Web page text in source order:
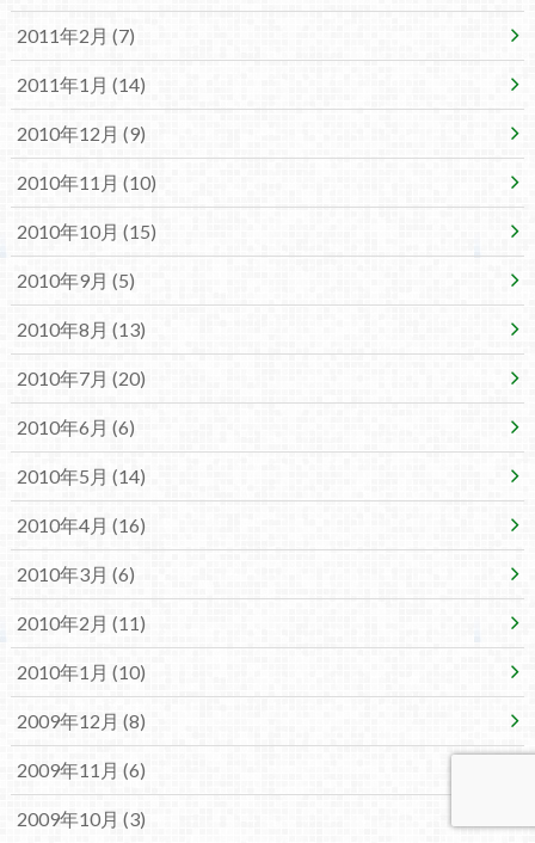
2011年2月 (7)
2011年1月 (14)
2010年12月 (9)
2010年11月 (10)
2010年10月 (15)
2010年9月 (5)
2010年8月 (13)
2010年7月 (20)
2010年6月 (6)
2010年5月 (14)
2010年4月 (16)
2010年3月 (6)
2010年2月 (11)
2010年1月 (10)
2009年12月 (8)
2009年11月 (6)
2009年10月 (3)